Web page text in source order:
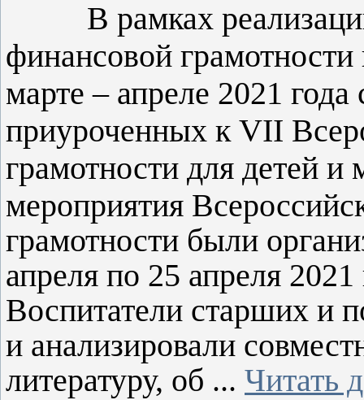
В рамках
финансовой
марте – апреле 2021
приуроченных к VII
грамотности для детей
мероприятия
грамотности были
апреля по 25 апреля
Воспитатели старших и
и анализировали
литературу, об ... Читать